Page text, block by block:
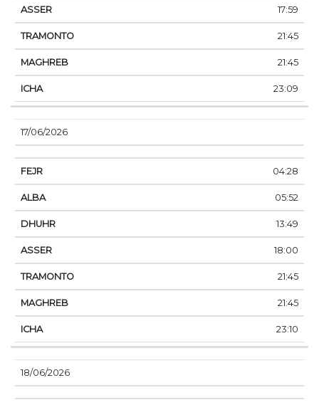
17:59
21:45
21:45
23:09
17/06/2026
04:28
05:52
13:49
18:00
21:45
21:45
23:10
18/06/2026